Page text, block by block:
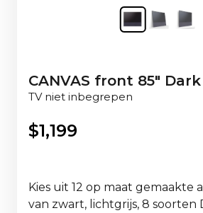
CANVAS front 85"
TV niet inbegrepen
$1,199
Kies uit 12 op maat gemaakte
van zwart, lichtgrijs, 8 soorten